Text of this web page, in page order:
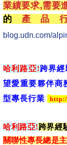
業績要求,需要
的 產品
blog.udn.com/
哈利路亞!跨界經
望愛重要夥伴商
型專長行業
哈利路亞!跨界經
關聯性專長總是